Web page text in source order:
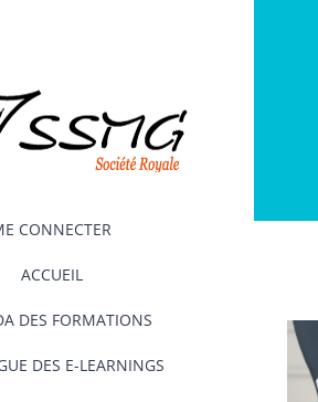
CONNECTER
ACCUEIL
DES FORMATIONS
DES E-LEARNINGS